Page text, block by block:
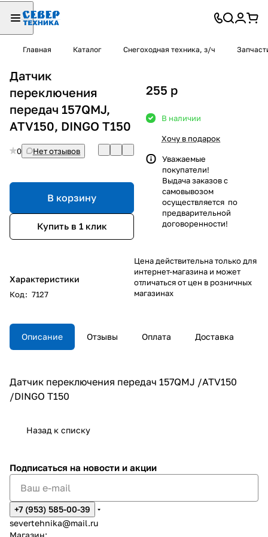
Главная Каталог Снегоходная техника, з/ч
Датчик
переключения
передач 157QMJ,
ATV150, DINGO T150
0 Нет отзывов
В корзину
Купить в 1 клик
Характеристики
Код: 7127
255 p
В наличии
Хочу в подарок
Уважаемые
покупатели!
Выдача заказов с
самовывозом
осуществляется по
предварительной
договоренности!
Цена действительна только для
интернет-магазина и может
отличаться от цен в розничных
магазинах
Описание Отзывы Оплата Доставка
Датчик переключения передач 157QMJ /ATV150
/DINGO T150
Назад к списку
Подписаться на новости и акции
+7 (953) 585-00-39
severtehnika@mail.ru
Магазин: